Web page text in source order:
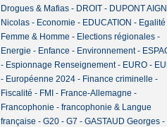
Drogues & Mafias- DROIT- DUPONT
Nicolas- Economie - EDUCATION - Egalité
Femme & Homme - Elections régionales-
Energie - Enfance - Environnement-
- Espionnage Renseignement- EURO-
- Européenne 2024- Finance criminelle -
Fiscalité - FMI - France-Allemagne -
Francophonie - francophonie & Langue
française - G20- G7 - GASTAUD Georges-